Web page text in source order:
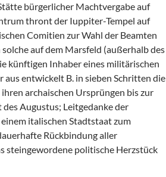
bürgerlicher Machtvergabe auf
thront der Iuppiter-Tempel auf
Comitien zur Wahl der Beamten
auf dem Marsfeld (außerhalb des
künftigen Inhaber eines militärischen
aus entwickelt B. in sieben Schritten die
archaischen Ursprüngen bis zur
Augustus; Leitgedanke der
italischen Stadtstaat zum
Rückbindung aller
steingewordene politische Herzstück